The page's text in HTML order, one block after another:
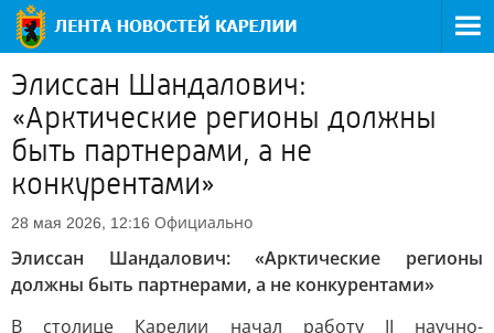
Элиссан Шандалович:
«Арктические регионы должны
быть партнерами, а не
конкурентами»
28 мая 2026, 12:16 Официально
Элиссан Шандалович: «Арктические регионы
должны быть партнерами, а не конкурентами»
В столице Карелии начал работу II научно-